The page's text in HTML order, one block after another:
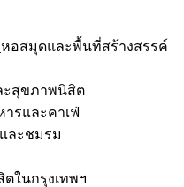
หอสมุดและพื้นที่สร้างสรรค์
ะสุขภาพนิสิต
ารและคาเฟ่
ละชมรม
ในกรุงเทพฯ